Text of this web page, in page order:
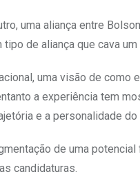
uma aliança entre
de aliança que cava
uma visão de como
a experiência tem
e a personalidade do
de uma
candidaturas.